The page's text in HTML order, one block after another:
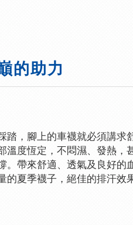
的助力
踏，腳上的車襪就必須講求
溫度恆定，不悶濕、發熱，
。帶來舒適、透氣及良好的
的夏季襪子，絕佳的排汗效